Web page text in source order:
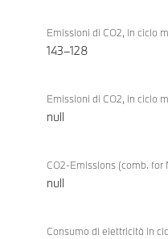
Emissioni di CO2, in ciclo
143–128
Emissioni di CO2, in ciclo
null
CO2-Emissions (comb. for
null
Consumo di elettricità in